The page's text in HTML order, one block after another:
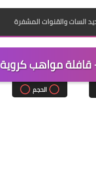
السات والقنوات المشفرة
قافلة مواهب كروية
الحجم